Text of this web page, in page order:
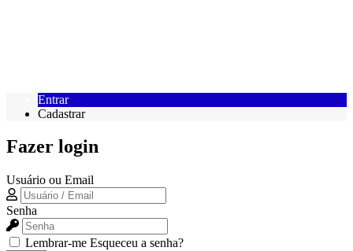
Entrar
Cadastrar
Fazer login
Usuário ou Email
Senha
Lembrar-me Esqueceu a senha?